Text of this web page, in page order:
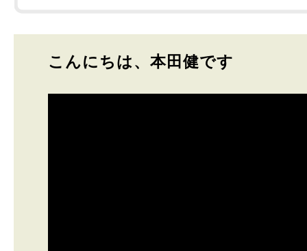
こんにちは、本田健です